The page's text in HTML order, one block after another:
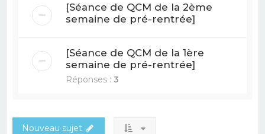
[Séance de QCM de la 2ème
semaine de pré-rentrée]
[Séance de QCM de la 1ère
semaine de pré-rentrée]
Réponses :3
Nouveau sujet